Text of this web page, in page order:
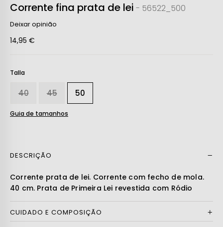
Corrente fina prata de lei - 56522_500
Deixar opinião
14,95 €
Talla
40 45 50
Guia de tamanhos
DESCRIÇÃO
Corrente prata de lei. Corrente com fecho de mola.
40 cm. Prata de Primeira Lei revestida com Ródio
CUIDADO E COMPOSIÇÃO